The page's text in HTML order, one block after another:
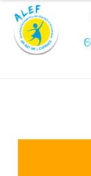
Panneau de gestion